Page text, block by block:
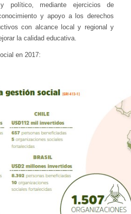
y político, mediante ejercicios de
y apoyo a los derechos
con alcance local y regional y
la calidad educativa.
en 2017: